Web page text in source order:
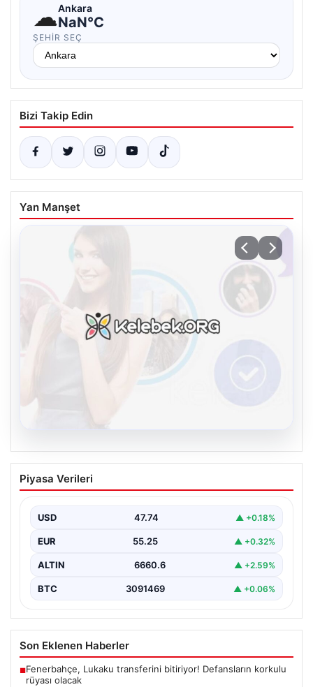
☁Ankara
NaN°C
ŞEHIR SEÇ
Bizi Takip Edin
Yan Manşet
08.08.2026
Kelebek.Org İle Dijital İletişimin Seviyeli
Adresi Ve Muhabbet Deneyimi
kurması büyük bir hassasiyet ifade etmektedir.
Günümüzde…
Piyasa Verileri
USD 47.74 ▲ +0.18%
EUR 55.25 ▲ +0.32%
ALTIN 6660.6 ▲ +2.59%
BTC 3091469 ▲ +0.06%
Son Eklenen Haberler
■Fenerbahçe, Lukaku transferini bitiriyor! Defansların korkulu
rüyası olacak